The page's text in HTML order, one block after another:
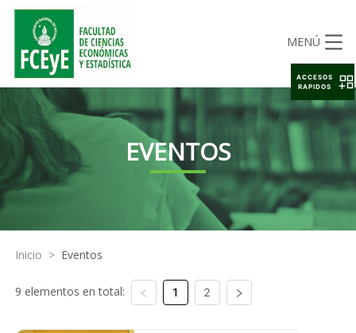
MENÚ
EVENTOS
Inicio > Eventos
9 elementos en total: 1 2
ACCESOS
RAPIDOS